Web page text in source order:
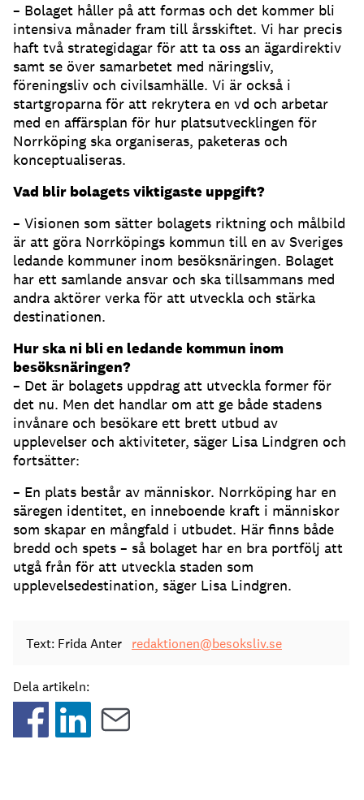
– Bolaget håller på att formas och det kommer bli
intensiva månader fram till årsskiftet. Vi har precis
haft två strategidagar för att ta oss an ägardirektiv
samt se över samarbetet med näringsliv,
föreningsliv och civilsamhälle. Vi är också i
startgroparna för att rekrytera en vd och arbetar
med en affärsplan för hur platsutvecklingen för
Norrköping ska organiseras, paketeras och
konceptualiseras.
Vad blir bolagets viktigaste uppgift?
– Visionen som sätter bolagets riktning och målbild
är att göra Norrköpings kommun till en av Sveriges
ledande kommuner inom besöksnäringen. Bolaget
har ett samlande ansvar och ska tillsammans med
andra aktörer verka för att utveckla och stärka
destinationen.
Hur ska ni bli en ledande kommun inom
besöksnäringen?
– Det är bolagets uppdrag att utveckla former för
det nu. Men det handlar om att ge både stadens
invånare och besökare ett brett utbud av
upplevelser och aktiviteter, säger Lisa Lindgren och
fortsätter:
– En plats består av människor. Norrköping har en
säregen identitet, en inneboende kraft i människor
som skapar en mångfald i utbudet. Här finns både
bredd och spets – så bolaget har en bra portfölj att
utgå från för att utveckla staden som
upplevelsedestination, säger Lisa Lindgren.
Text: Frida Anter redaktionen@besoksliv.se
Dela artikeln: